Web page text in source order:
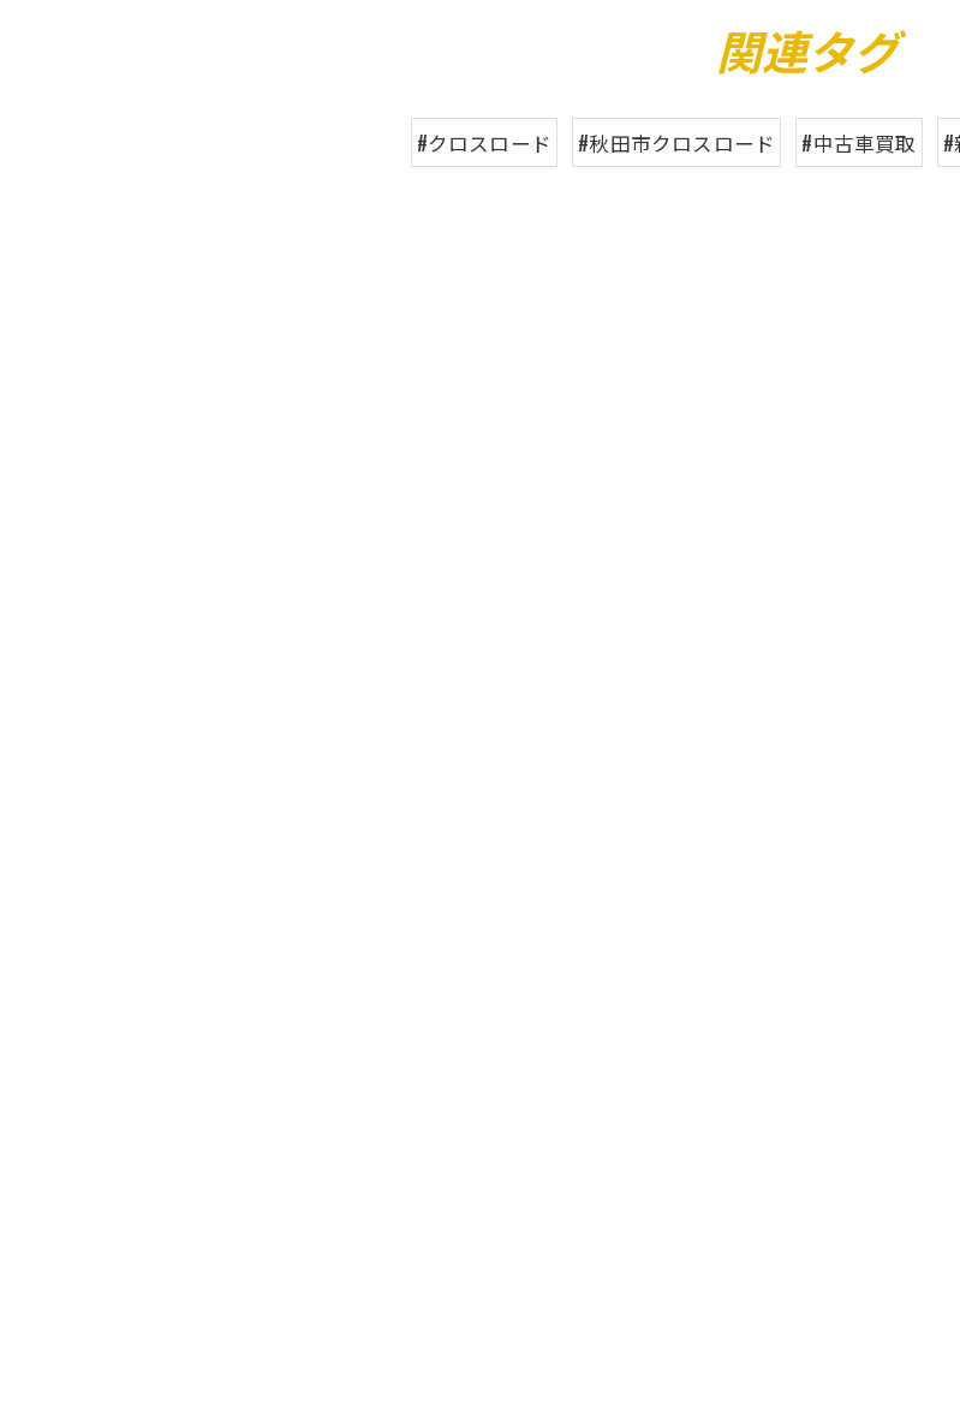
関連タグ
#クロスロード #秋田市クロスロード #中古車買取